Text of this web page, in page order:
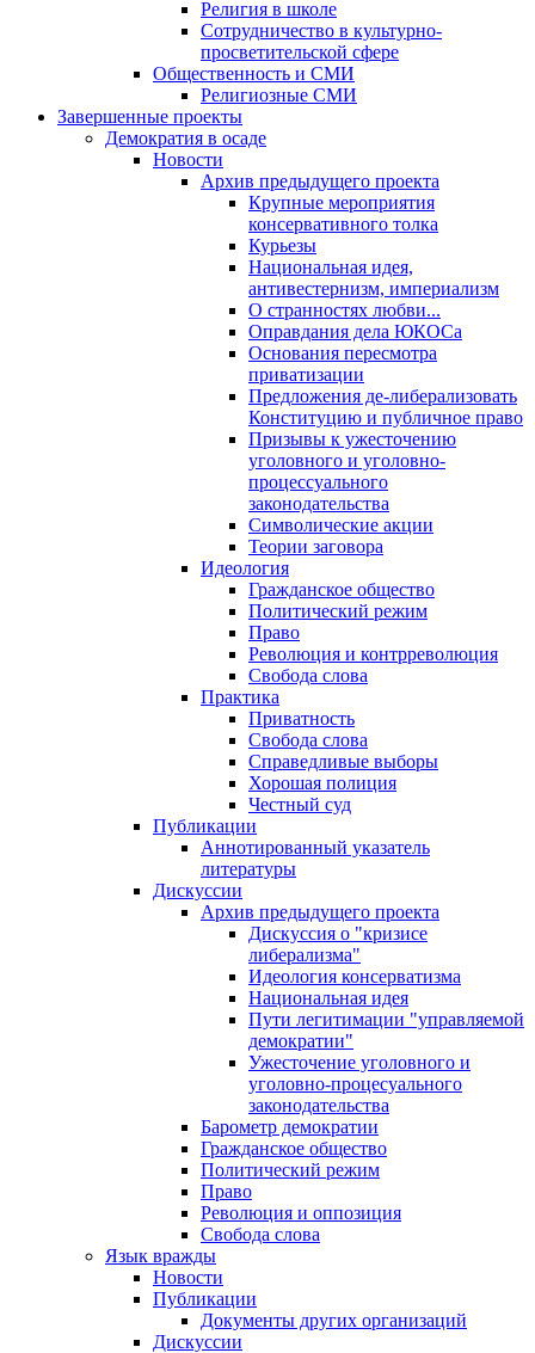
Религия в школе
Сотрудничество в культурно-
просветительской сфере
Общественность и СМИ
Религиозные СМИ
Завершенные проекты
Демократия в осаде
Новости
Архив предыдущего проекта
Крупные мероприятия
консервативного толка
Курьезы
Национальная идея,
антивестернизм, империализм
О странностях любви...
Оправдания дела ЮКОСа
Основания пересмотра
приватизации
Предложения де-либерализовать
Конституцию и публичное право
Призывы к ужесточению
уголовного и уголовно-
процессуального
законодательства
Символические акции
Теории заговора
Идеология
Гражданское общество
Политический режим
Право
Революция и контрреволюция
Свобода слова
Практика
Приватность
Свобода слова
Справедливые выборы
Хорошая полиция
Честный суд
Публикации
Аннотированный указатель
литературы
Дискуссии
Архив предыдущего проекта
Дискуссия о "кризисе
либерализма"
Идеология консерватизма
Национальная идея
Пути легитимации "управляемой
демократии"
Ужесточение уголовного и
уголовно-процесуального
законодательства
Барометр демократии
Гражданское общество
Политический режим
Право
Революция и оппозиция
Свобода слова
Язык вражды
Новости
Публикации
Документы других организаций
Дискуссии